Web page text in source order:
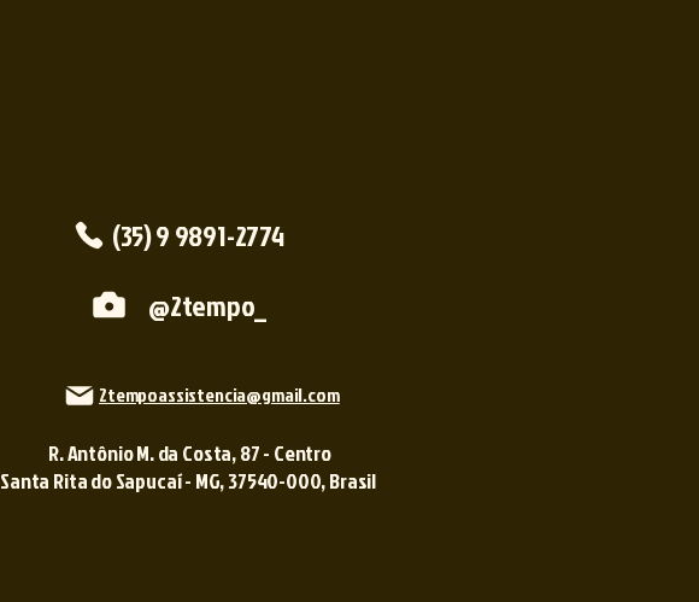
(35) 9 9891-2774
@2tempo_
2tempoassistencia@gmail.com
R. Antônio M. da Costa, 87 - Centro
Santa Rita do Sapucaí - MG, 37540-000, Brasil ​​